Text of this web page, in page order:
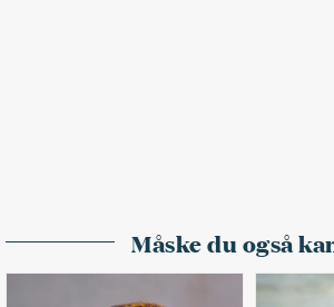
Måske du også